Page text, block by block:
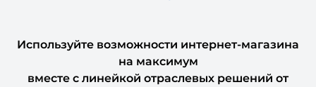
вместе с линейкой отраслевых решений от
PvGroup